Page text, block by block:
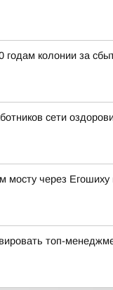
колонии за
сети
через Егошиху
топ-